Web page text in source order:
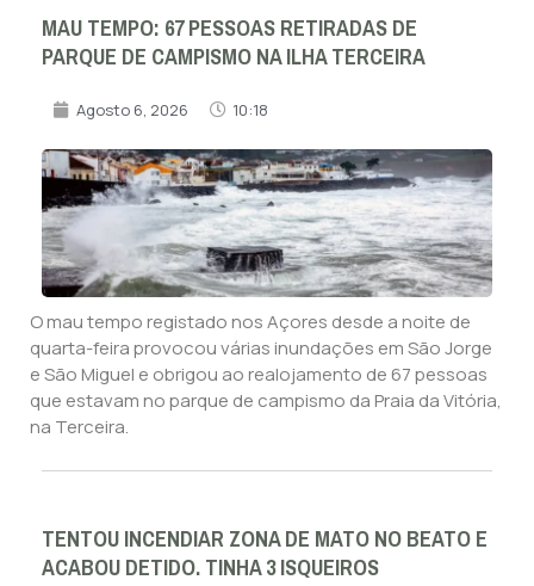
MAU TEMPO: 67 PESSOAS RETIRADAS DE
PARQUE DE CAMPISMO NA ILHA TERCEIRA
Agosto 6, 2026 10:18
O mau tempo registado nos Açores desde a noite de
quarta-feira provocou várias inundações em São Jorge
e São Miguel e obrigou ao realojamento de 67 pessoas
que estavam no parque de campismo da Praia da Vitória,
na Terceira.
TENTOU INCENDIAR ZONA DE MATO NO BEATO E
ACABOU DETIDO. TINHA 3 ISQUEIROS